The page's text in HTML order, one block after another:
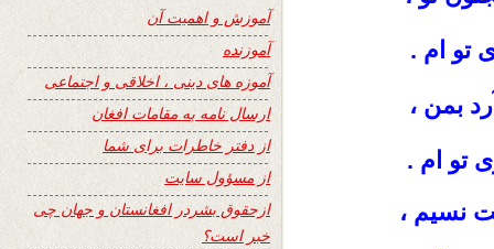
تو ام .
بمن ،
تو ام .
نسیم ،
آموزش و اهمیت آن
آموزنده
آموزه های دینی ، اخلاقی و اجتماعی
ارسال نامه به مقامات افغان
از دفتر خاطرات برای شما
از مسؤول سایت
ازحقوق بشردر افغانستان و جهان چی
خبر است؟